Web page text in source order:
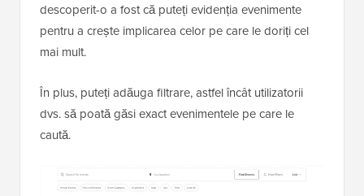
descoperit-o a fost că puteți evidenția evenimente
pentru a crește implicarea celor pe care le doriți cel
mai mult.
În plus, puteți adăuga filtrare, astfel încât utilizatorii
dvs. să poată găsi exact evenimentele pe care le
caută.